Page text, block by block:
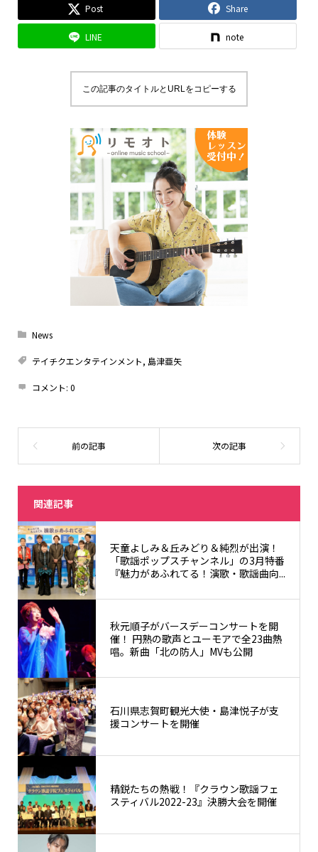
Post Share
LINE note
この記事のタイトルとURLをコピーする
News
テイチクエンタテインメント, 島津亜矢
コメント: 0
関連記事
天童よしみ＆丘みどり＆純烈が出演！
「歌謡ポップスチャンネル」の3月特番
『魅力があふれてる！演歌・歌謡曲向...
秋元順子がバースデーコンサートを開
催！ 円熟の歌声とユーモアで全23曲熱
唱。新曲「北の防人」MVも公開
石川県志賀町観光大使・島津悦子が支
援コンサートを開催
精鋭たちの熱戦！『クラウン歌謡フェ
スティバル2022-23』決勝大会を開催